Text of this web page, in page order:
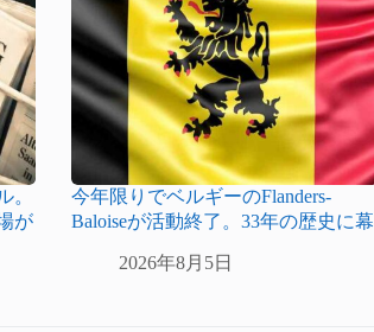
。
が
今年限りでベルギーのFlanders-
Baloiseが活動終了。33年の歴史に幕
2026年8月5日